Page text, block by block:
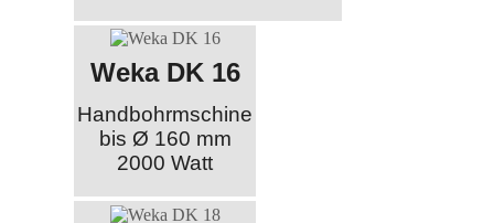
Weka DK 16
Handbohrmschine
bis Ø 160 mm
2000 Watt